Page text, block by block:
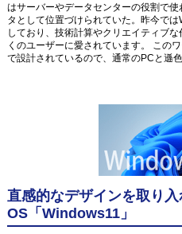
はサーバーやデータセンターの役割で
タとして位置づけられていた。昨今で
しており、技術計算やクリエイティブ
くのユーザーに愛されています。 この
で設計されているので、通常のPCと遜
直感的なデザインを取り
OS「Windows11」